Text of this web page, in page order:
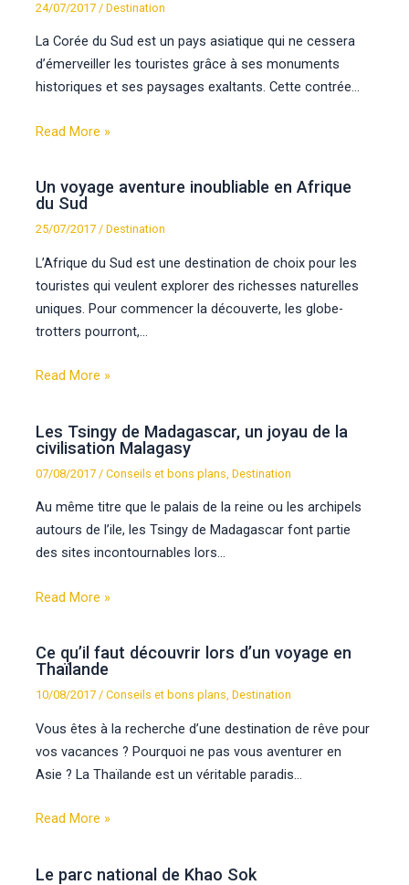
24/07/2017 /Destination
La Corée du Sud est un pays asiatique qui ne cessera
d’émerveiller les touristes grâce à ses monuments
historiques et ses paysages exaltants. Cette contrée…
Read More »
Un voyage aventure inoubliable en Afrique
du Sud
25/07/2017/Destination
L’Afrique du Sud est une destination de choix pour les
touristes qui veulent explorer des richesses naturelles
uniques. Pour commencer la découverte, les globe-
trotters pourront,…
Read More »
Les Tsingy de Madagascar, un joyau de la
civilisation Malagasy
07/08/2017 /Conseils et bons plans ,Destination
Au même titre que le palais de la reine ou les archipels
autours de l’ile, les Tsingy de Madagascar font partie
des sites incontournables lors…
Read More »
Ce qu’il faut découvrir lors d’un voyage en
Thaïlande
10/08/2017/Conseils et bons plans,Destination
Vous êtes à la recherche d’une destination de rêve pour
vos vacances ? Pourquoi ne pas vous aventurer en
Asie ? La Thaïlande est un véritable paradis…
Read More »
Le parc national de Khao Sok